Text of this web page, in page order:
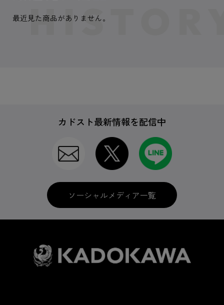
最近見た商品がありません。
カドスト最新情報を配信中
ソーシャルメディア一覧